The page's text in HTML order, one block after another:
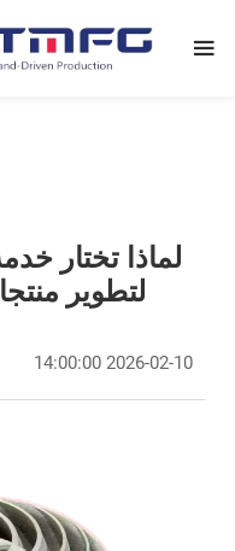
لماذا تختار
لتطوير
2026-02-10 14:00:00